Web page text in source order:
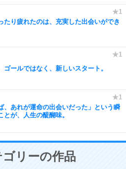
たり疲れたのは、充実した出会いができ
ゴールではなく、新しいスタート。
、あれが運命の出会いだった」という瞬
とが、人生の醍醐味。
ゴリーの作品